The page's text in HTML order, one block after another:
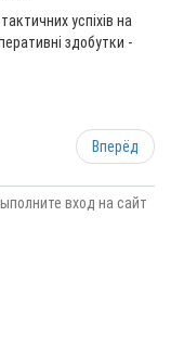
успіхів на
здобутки -
Вперёд
вход на сайт